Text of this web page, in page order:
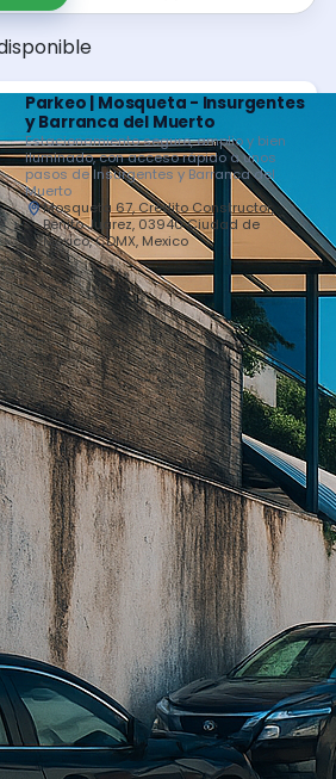
Parkeo | Mosqueta - Insurgentes
y Barranca del Muerto
Estacionamiento seguro, amplio y bien
iluminado, con acceso rápido a unos
pasos de Insurgentes y Barranca del
Muerto
Mosqueta 67, Crédito Constructor,
Benito Juárez, 03940 Ciudad de
México, CDMX, Mexico